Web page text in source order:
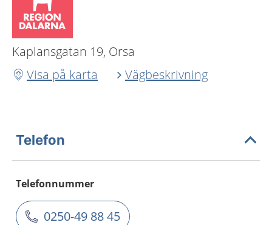
Kaplansgatan 19, Orsa
Visa på karta
Vägbeskrivning
Telefon
Telefonnummer
0250-49 88 45